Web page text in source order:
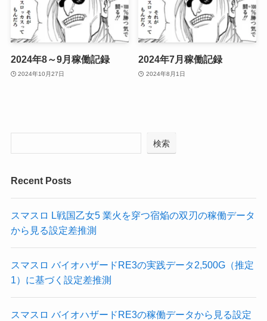
2024年8～9月稼働記録
2024年10月27日
2024年7月稼働記録
2024年8月1日
検索
Recent Posts
スマスロ L戦国乙女5 業火を穿つ宿焔の双刃の稼働データ
から見る設定差推測
スマスロ バイオハザードRE3の実践データ2,500G（推定
1）に基づく設定差推測
スマスロ バイオハザードRE3の稼働データから見る設定